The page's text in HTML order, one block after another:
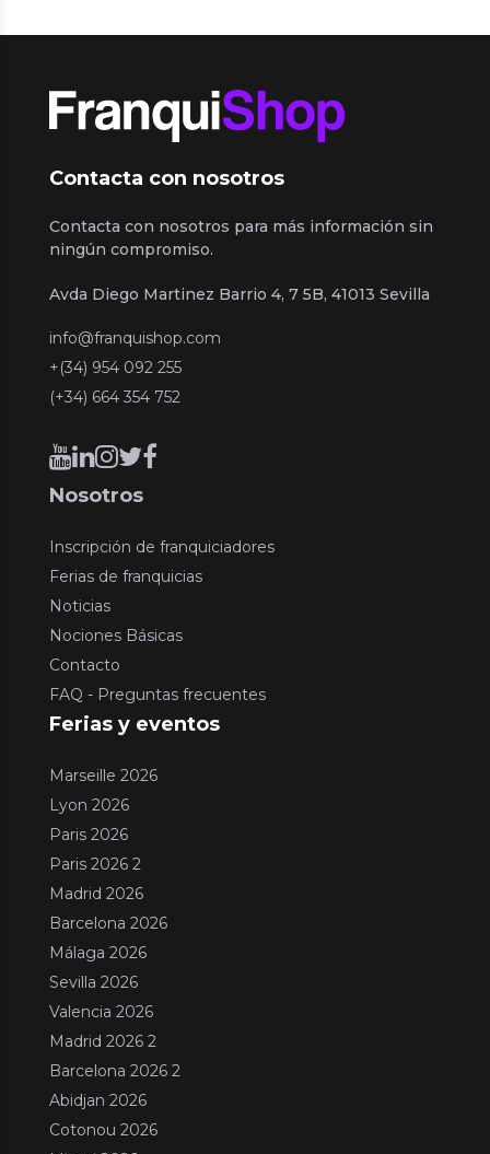
Contacta con nosotros
Contacta con nosotros para más información sin
ningún compromiso.
Avda Diego Martinez Barrio 4, 7 5B, 41013 Sevilla
info@franquishop.com
+(34) 954 092 255
(+34) 664 354 752
Nosotros
Inscripción de franquiciadores
Ferias de franquicias
Noticias
Nociones Básicas
Contacto
FAQ - Preguntas frecuentes
Ferias y eventos
Marseille 2026
Lyon 2026
Paris 2026
Paris 2026 2
Madrid 2026
Barcelona 2026
Málaga 2026
Sevilla 2026
Valencia 2026
Madrid 2026 2
Barcelona 2026 2
Abidjan 2026
Cotonou 2026